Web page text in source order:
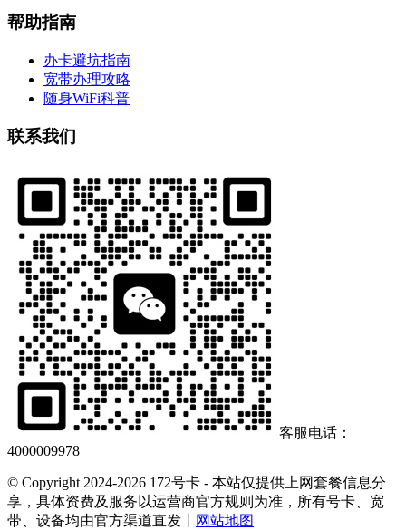
帮助指南
办卡避坑指南
宽带办理攻略
随身WiFi科普
联系我们
客服电话：
4000009978
© Copyright 2024-2026 172号卡 - 本站仅提供上网套餐信息分
享，具体资费及服务以运营商官方规则为准，所有号卡、宽
带、设备均由官方渠道直发丨
网站地图